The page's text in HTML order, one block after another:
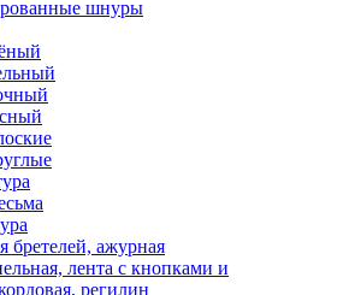
шнуры
бретелей, ажурная
лента с кнопками и
регилин